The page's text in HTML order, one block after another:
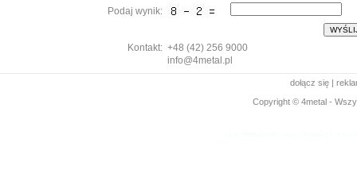
Podaj wynik:
Kontakt: +48 (42) 256 9000
info@4metal.pl
dołącz się |
Copyright © 4metal -